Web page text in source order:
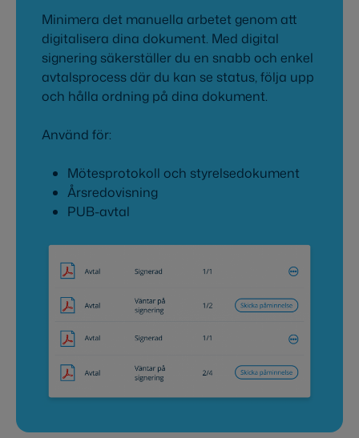
Minimera det manuella arbetet genom att
digitalisera dina dokument. Med digital
signering säkerställer du en snabb och enkel
avtalsprocess där du kan se status, följa upp
och hålla ordning på dina dokument.
Använd för:
Mötesprotokoll och styrelsedokument
Årsredovisning
PUB-avtal